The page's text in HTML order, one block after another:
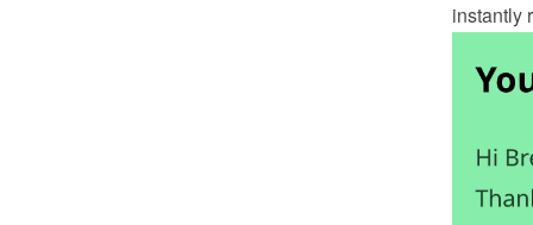
instantly